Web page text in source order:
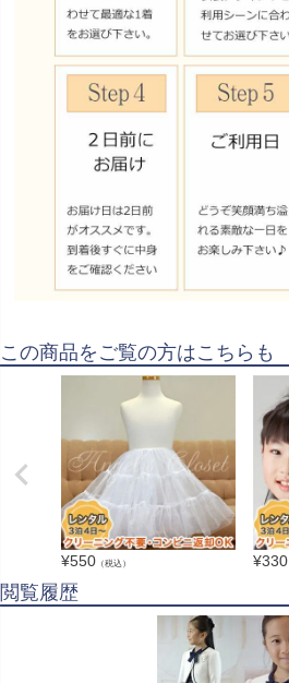
この商品をご覧の方はこちらも
¥550 （税込） ¥330
閲覧履歴